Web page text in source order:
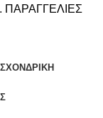
ΠΑΡΑΓΓΕΛΙΕΣ
ΧΟΝΔΡΙΚΗ